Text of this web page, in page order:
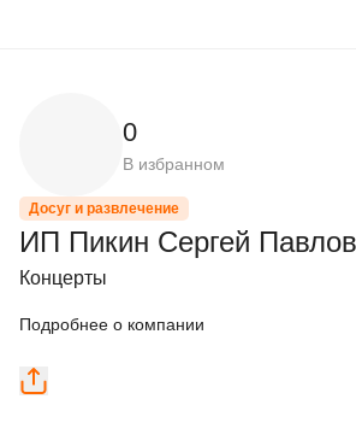
0
В избранном
Досуг и развлечение
ИП Пикин Сергей
Концерты
Подробнее о компании